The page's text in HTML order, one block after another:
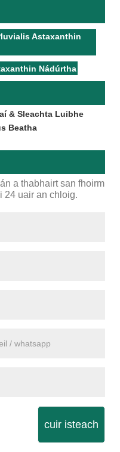
Astaxanthin
Nádúrtha
& Sleachta Luibhe
Beatha
a thabhairt san fhoirm
24 uair an chloig.
cuir isteach